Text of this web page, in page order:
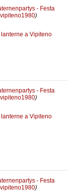
- Festa
vipiteno1980)
a Vipiteno
- Festa
vipiteno1980)
a Vipiteno
- Festa
vipiteno1980)